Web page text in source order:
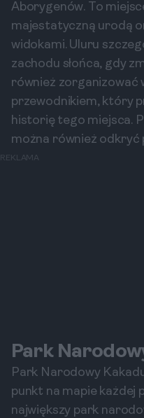
Aborygenów. To
majestatyczną urodą
widokami. Uluru
zachodu słońca, gdy
również zorganizować
przewodnikiem, który
historię tego miejsca.
można również odkryć
REKLAMA
Park
Park Narodowy
punkt na mapie
największy park